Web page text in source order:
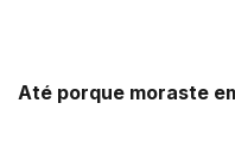
Até porque moraste